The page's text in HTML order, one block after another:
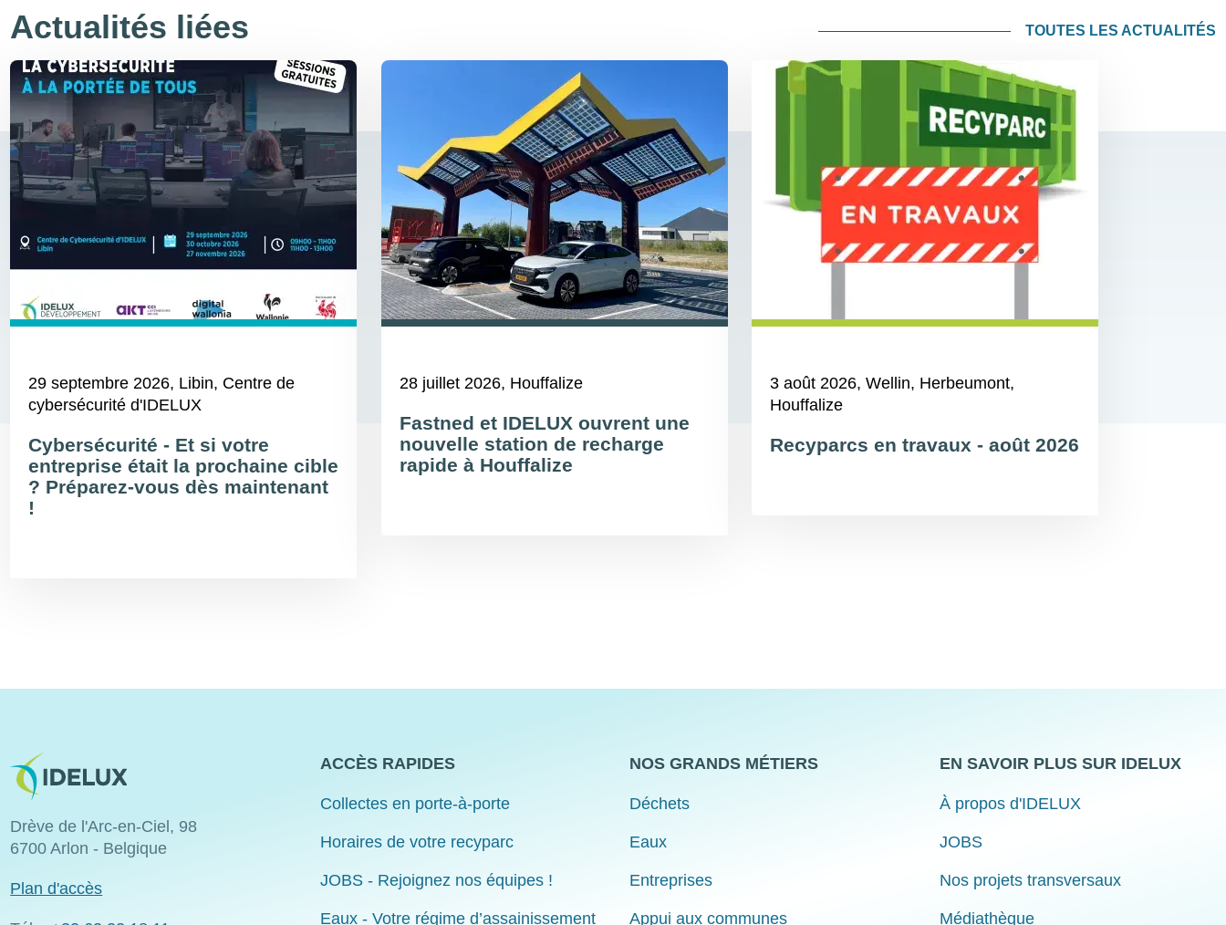
Actualités liées
29 septembre 2026, Libin, Centre de
cybersécurité d'IDELUX
Cybersécurité - Et si votre
entreprise était la prochaine cible
? Préparez-vous dès maintenant
!
28 juillet 2026, Houffalize
Fastned et IDELUX ouvrent une
nouvelle station de recharge
rapide à Houffalize
3 août 2026, Wellin, Herbeumont,
Houffalize
Recyparcs en travaux - août 2026
TOUTES LES ACTUALITÉS
Image
Drève de l'Arc-en-Ciel, 98
6700 Arlon - Belgique
Plan d'accès
ACCÈS RAPIDES
Collectes en porte-à-porte
Horaires de votre recyparc
JOBS - Rejoignez nos équipes !
Eaux - Votre régime d’assainissement
NOS GRANDS MÉTIERS
Déchets
Eaux
Entreprises
Appui aux communes
EN SAVOIR PLUS SUR IDELUX
À propos d'IDELUX
JOBS
Nos projets transversaux
Médiathèque